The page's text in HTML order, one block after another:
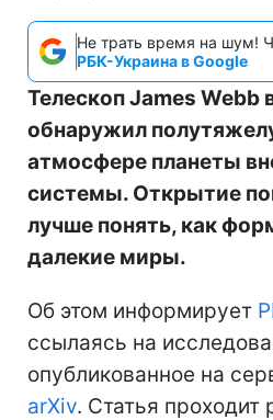
Не трать время на шум!
РБК-Украина в Google
Телескоп James Webb
обнаружил
атмосфере планеты
системы. Открытие
лучше понять, как
далекие миры.
Об этом информирует
ссылаясь на
опубликованное на
arXiv. Статья проходит